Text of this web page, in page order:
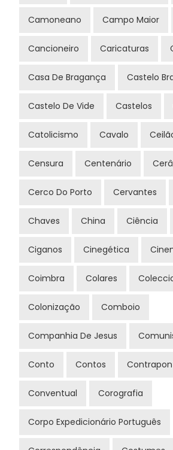
Camoneano Campo Maior
Cancioneiro Caricaturas
Casa De Bragança Castelo
Castelo De Vide Castelos
Catolicismo Cavalo
Censura Centenário
Cerco Do Porto Cervantes
Chaves China Ciência
Ciganos Cinegética
Coimbra Colares
Colonização Comboio
Companhia De Jesus
Conto Contos
Conventual Corografia
Corpo Expedicionário Português